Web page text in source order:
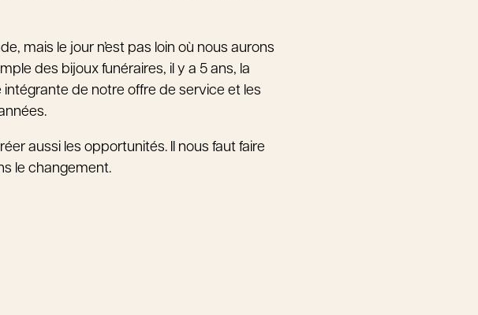
mais le jour n’est pas loin où nous aurons
des bijoux funéraires, il y a 5 ans, la
intégrante de notre offre de service et les
aussi les opportunités. Il nous faut faire
le changement.